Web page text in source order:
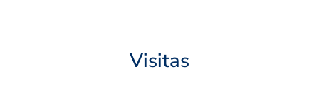
Visitas